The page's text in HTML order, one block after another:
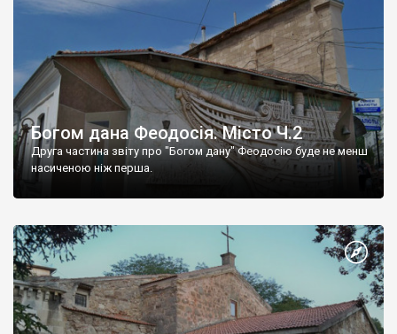
Богом дана Феодосія. Місто Ч.2
Друга частина звіту про "Богом дану" Феодосію буде не менш
насиченою ніж перша.